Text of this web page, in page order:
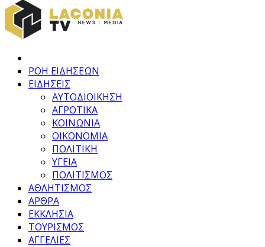
ΡΟΗ ΕΙΔΗΣΕΩΝ
ΕΙΔΗΣΕΙΣ
ΑΥΤΟΔΙΟΙΚΗΣΗ
ΑΓΡΟΤΙΚΑ
ΚΟΙΝΩΝΙΑ
ΟΙΚΟΝΟΜΙΑ
ΠΟΛΙΤΙΚΗ
ΥΓΕΙΑ
ΠΟΛΙΤΙΣΜΟΣ
ΑΘΛΗΤΙΣΜΟΣ
ΑΡΘΡΑ
ΕΚΚΛΗΣΙΑ
ΤΟΥΡΙΣΜΟΣ
ΑΓΓΕΛΙΕΣ